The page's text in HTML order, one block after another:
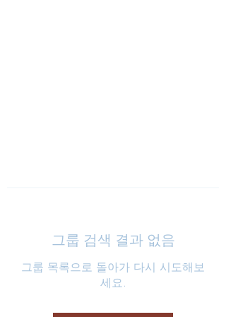
그룹 검색 결과 없음
그룹 목록으로 돌아가 다시 시도해보
세요.